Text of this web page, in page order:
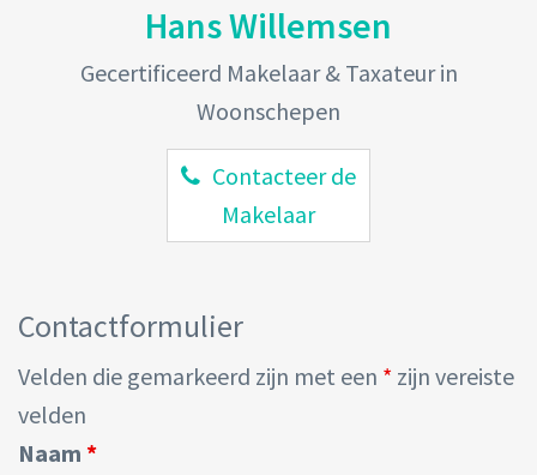
Hans Willemsen
Gecertificeerd Makelaar & Taxateur in
Woonschepen
Contacteer de
Makelaar
Contactformulier
Velden die gemarkeerd zijn met een * zijn vereiste
velden
Naam *